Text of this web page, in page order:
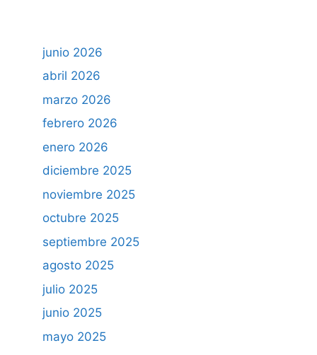
junio 2026
abril 2026
marzo 2026
febrero 2026
enero 2026
diciembre 2025
noviembre 2025
octubre 2025
septiembre 2025
agosto 2025
julio 2025
junio 2025
mayo 2025